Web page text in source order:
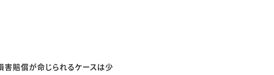
害賠償が命じられるケースは少